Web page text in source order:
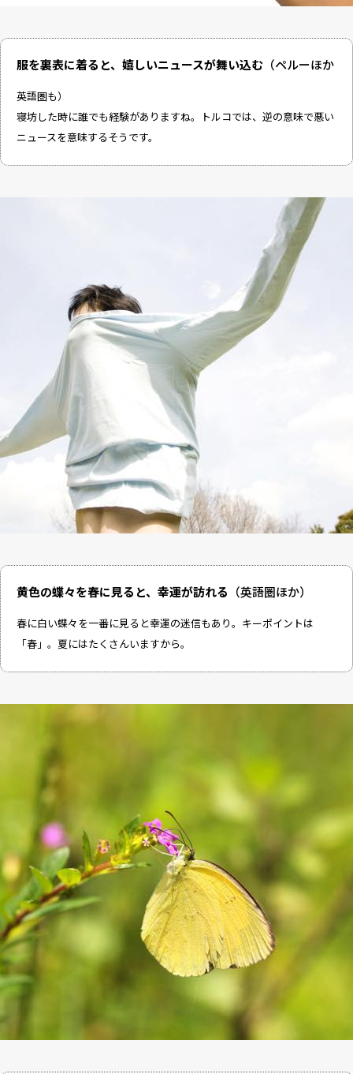
服を裏表に着ると、嬉しいニュースが舞い込む （ペルーほか
英語圏も）
寝坊した時に誰でも経験がありますね。トルコでは、逆の意味で悪い
ニュースを意味するそうです。
黄色の蝶々を春に見ると、幸運が訪れる （英語圏ほか）
春に白い蝶々を一番に見ると幸運の迷信もあり。キーポイントは
「春」。夏にはたくさんいますから。